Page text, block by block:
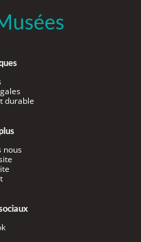
durable
nous